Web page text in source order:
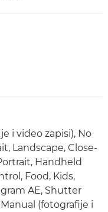
i video zapisi), No
Landscape, Close-
Handheld
Food, Kids,
AE, Shutter
(fotografije i